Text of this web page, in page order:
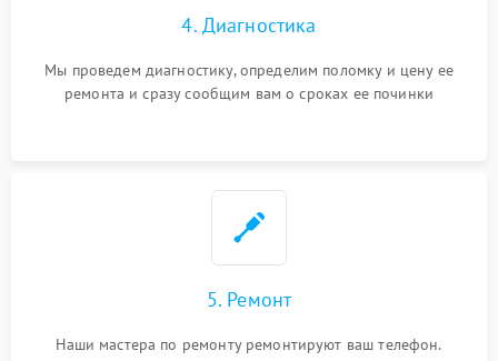
4. Диагностика
Мы проведем диагностику, определим поломку и цену ее
ремонта и сразу сообщим вам о сроках ее починки
5. Ремонт
Наши мастера по ремонту ремонтируют ваш телефон.